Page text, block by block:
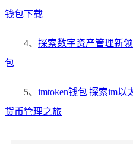
钱包下载
4、 探索数字资产管理新
包
5、 imtoken钱包|探索im以
货币管理之旅